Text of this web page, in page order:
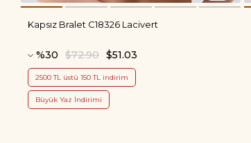
Kapsız Bralet C18326 Lacivert
%30 $51.03
$72.90
2500 TL üstü 150 TL indirim
Büyük Yaz İndirimi